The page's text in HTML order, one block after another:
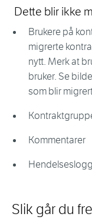
Dette blir ikke
Brukere på
migrerte
nytt. Merk at
bruker. Se
som blir
Kommentarer
Hendelseslogg
Slik går du